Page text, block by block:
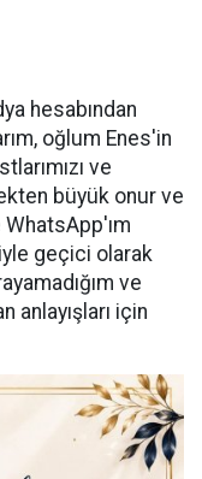
hesabından
oğlum Enes'in
ve
büyük onur ve
geçici olarak
ve
anlayışları için